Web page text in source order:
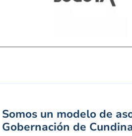
Somos un modelo de
Gobernación de